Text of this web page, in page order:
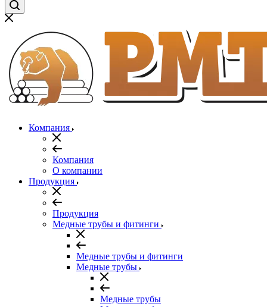
Компания
Компания
О компании
Продукция
Продукция
Медные трубы и фитинги
Медные трубы и фитинги
Медные трубы
Медные трубы